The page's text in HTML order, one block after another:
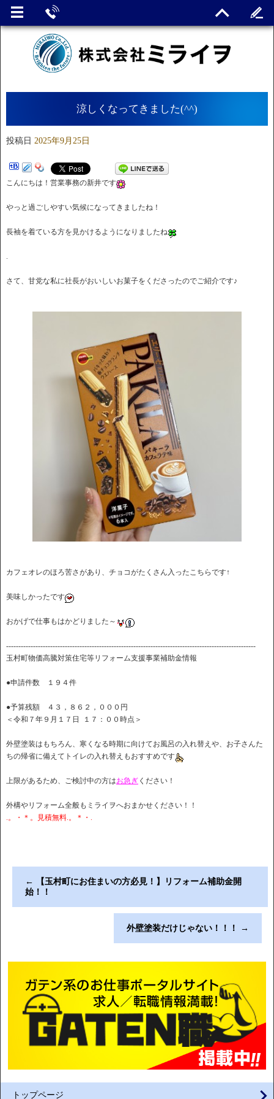
涼しくなってきました(^^)
投稿日 2025年9月25日
こんにちは！営業事務の新井です
やっと過ごしやすい気候になってきましたね！
長袖を着ている方を見かけるようになりましたね
.
さて、甘党な私に社長がおいしいお菓子をくださったのでご紹介です♪
カフェオレのほろ苦さがあり、チョコがたくさん入ったこちらです↑
美味しかったです
おかげで仕事もはかどりました～
------------------------------------------------------------------------------------------------------
玉村町物価高騰対策住宅等リフォーム支援事業補助金情報
●申請件数 １９４件
●予算残額 ４３，８６２，０００円
＜令和７年９月１７日 １７：００時点＞
外壁塗装はもちろん、寒くなる時期に向けてお風呂の入れ替えや、お子さんた
ちの帰省に備えてトイレの入れ替えもおすすめです
上限があるため、ご検討中の方はお急ぎ ください！
外構やリフォーム全般もミライヲへおまかせください！！
.。・＊。見積無料.。＊・.
←
【玉村町にお住まいの方必見！】リフォーム補助金開
始！！
外壁塗装だけじゃない！！！ →
トップページ